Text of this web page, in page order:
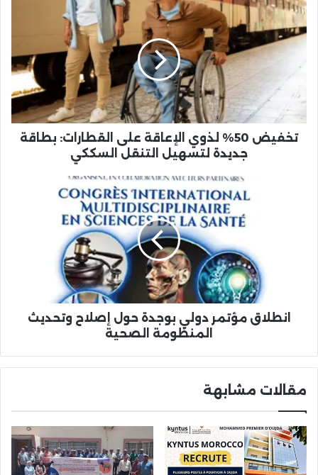
50%
لذوي
الإعاقة
القطارات:
بطاقة
جديدة
لتسهيل
التنقل
تخفيض 50% لذوي الإعاقة على القطارات: بطاقة
جديدة لتسهيل التنقل السككي
انطلاق مؤتمر دولي بوجدة حول إصلاح وتحديث
المنظومة الصحية
مقالات مشابهة